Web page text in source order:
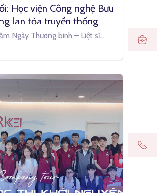
Học viện Công nghệ Bưu
lan tỏa truyền thống
nguồn”
Ngày Thương binh – Liệt sĩ
Học